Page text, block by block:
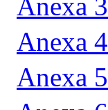
Anexa 4
Anexa 5